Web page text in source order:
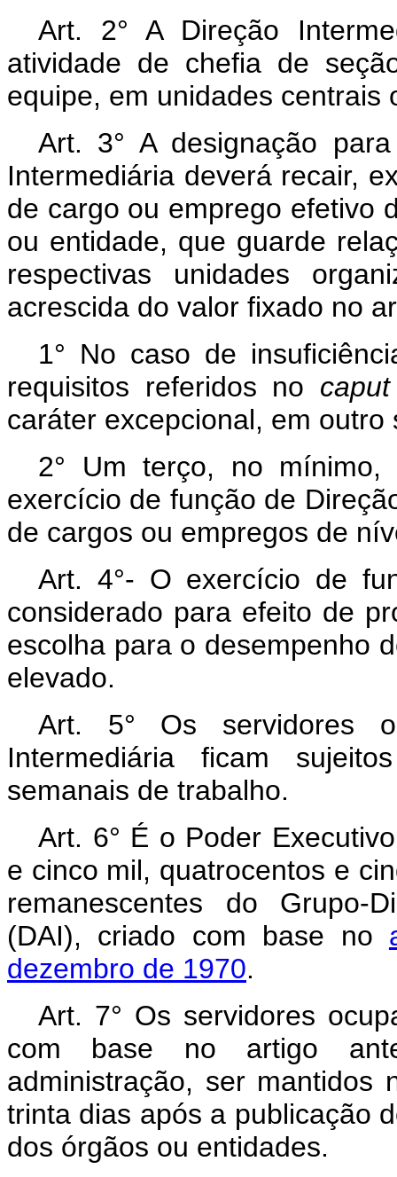
Art.
2° A Direção
atividade de chefia de
equipe, em unidades centrais
Art. 3° A designação
Intermediária deverá recair,
de cargo ou emprego efetivo
ou entidade, que guarde
respectivas unidades
acrescida do valor fixado no
1° No caso de
requisitos referidos no caput
caráter excepcional, em
2° Um terço, no mínimo,
exercício de função de
de cargos ou empregos de
Art. 4°- O exercício de
considerado para efeito de
escolha para o desempenho
elevado.
Art.
5° Os servidores
Intermediária ficam
semanais de trabalho.
Art. 6° É o Poder
e cinco mil, quatrocentos e
remanescentes do Grupo-
(DAI), criado com base no
dezembro de 1970.
Art. 7° Os servidores
com base no artigo
administração, ser mantidos
trinta dias após a publicação
dos órgãos ou entidades.